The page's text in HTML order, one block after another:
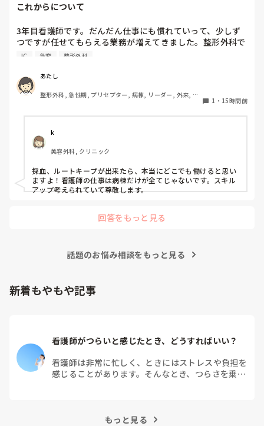
だけが原因というより、心筋虚血や電解質異常など、背景に別
の原因があった可能性も考えられると思います。
VFになった後についても、AEDはVFやパルスレスVTに対して
いだったわけではないと思います。
文面を見る限り、AFに気づいて先生へ報告し、一度落ち着いた
後も観察を続け、また変化があった時には先生へ連絡されてい
振り返るのであれば、一人で「自分の判断が遅かった」と考え
るより、その時の血圧や症状、波形、採血などを先生やスタッ
フと一緒に確認してみると、何が起きていたのか少し整理でき
るかもしれません。
急変の後はどうしても「あの時こうしていたら」と考えてしま
うと思います。一人で抱え込まず、周りの方ともお話ししてく
これからについて
3年目看護師です。だんだん仕事にも慣れていって、少しず
つですが任せてもらえる業務が増えてきました。整形外科で
働いていますが、たしかに高齢者が多い病棟ですがほぼ急変
にはつながらないんじゃないか、って思ってしまいます。で
も、循環器やICU、救命に移動する勇気もありません、、
IC 急変 整形外科
あたし
整形外科, 急性期, プリセプター, 病棟, リーダー, 外来, 一
1 ・ 15時間前
k
美容外科, クリニック
採血、ルートキープが出来たら、本当にどこでも働けると思い
ますよ！看護師の仕事は病棟だけが全てじゃないです。スキル
アップ考えられていて尊敬します。
回答をもっと見る
話題のお悩み相談をもっと見る
新着もやもや記事
看護師がつらいと感じたとき、どうすればいい？
看護師は非常に忙しく、ときにはストレスや負担を
感じることがあります。そんなとき、つらさを乗り
もっと見る